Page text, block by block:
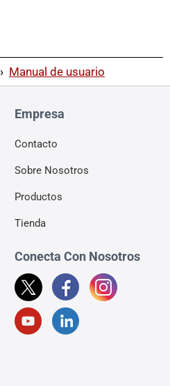
› Manual de usuario
Empresa
Contacto
Sobre Nosotros
Productos
Tienda
Conecta Con Nosotros